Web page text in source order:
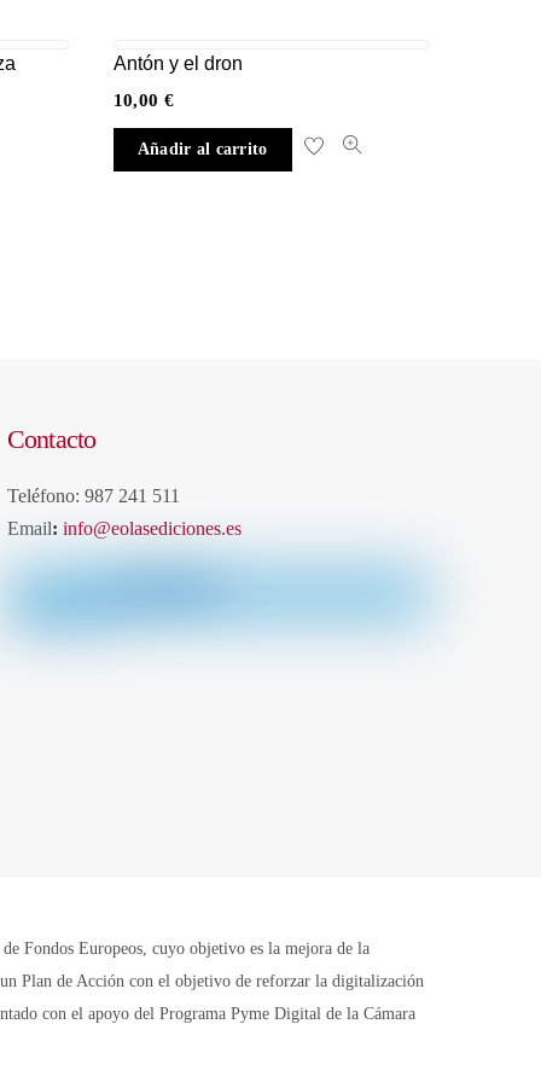
Antón y el dron
10,00 €
Añadir al carrito
Contacto
Teléfono: 987 241 511
Email: info@eolasediciones.es
Fondos Europeos, cuyo objetivo es la mejora de la
Plan de Acción con el objetivo de reforzar la digitalización
con el apoyo del Programa Pyme Digital de la Cámara